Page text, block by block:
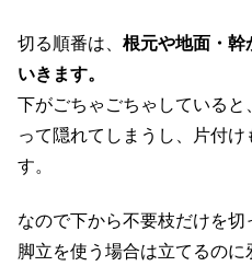
切る順番は、 根元や地面・幹
いきます。
下がごちゃごちゃしている
って隠れてしまうし、片付
す。
なので下から不要枝だけを切
脚立を使う場合は立てるの